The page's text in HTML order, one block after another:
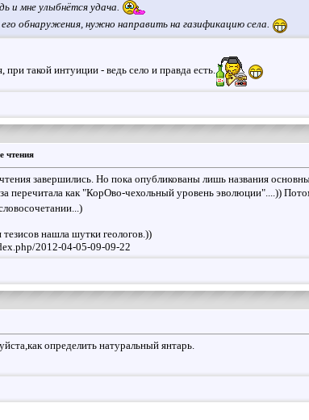
и мне улыбнётся удача.
его обнаружения, нужно направить на газификацию села.
при такой интуиции - ведь село и правда есть.
чтения
завершились. Но пока опубликованы лишь названия
перечитала как "КорОво-чехольный уровень эволюции"....))
нашла шутки геологов.))
2012-04-05-09-09-22
определить натуральный янтарь.